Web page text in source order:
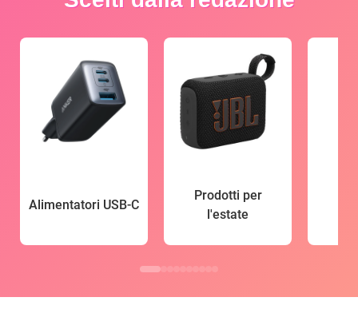
Alimentatori USB-C
Prodotti per
l'estate